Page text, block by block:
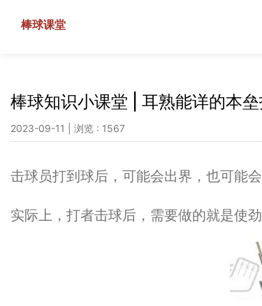
棒球课堂
棒球知识小课堂 | 耳熟能详的本
2023-09-11 | 浏览 : 1567
击球员打到球后，可能会出界，也可能
实际上，打者击球后，需要做的就是使